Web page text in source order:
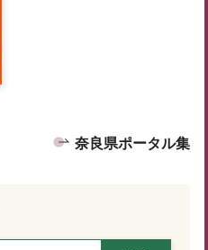
奈良県ポータル集